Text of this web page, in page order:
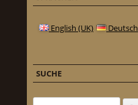
English (UK) Deutsch
SUCHE